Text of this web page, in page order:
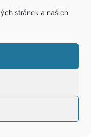
stránek a našich
All Rights